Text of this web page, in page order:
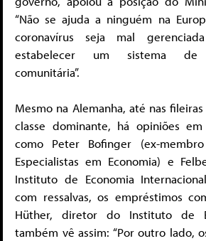
“Não se ajuda a ninguém na
coronavírus seja mal
estabelecer um sistema de
comunitária”.
Mesmo na Alemanha, até nas
classe dominante, há opiniões
como Peter Bofinger (ex-
Especialistas em Economia) e
Instituto de Economia
com ressalvas, os empréstimos
Hüther, diretor do Instituto de
também vê assim: “Por outro lado,